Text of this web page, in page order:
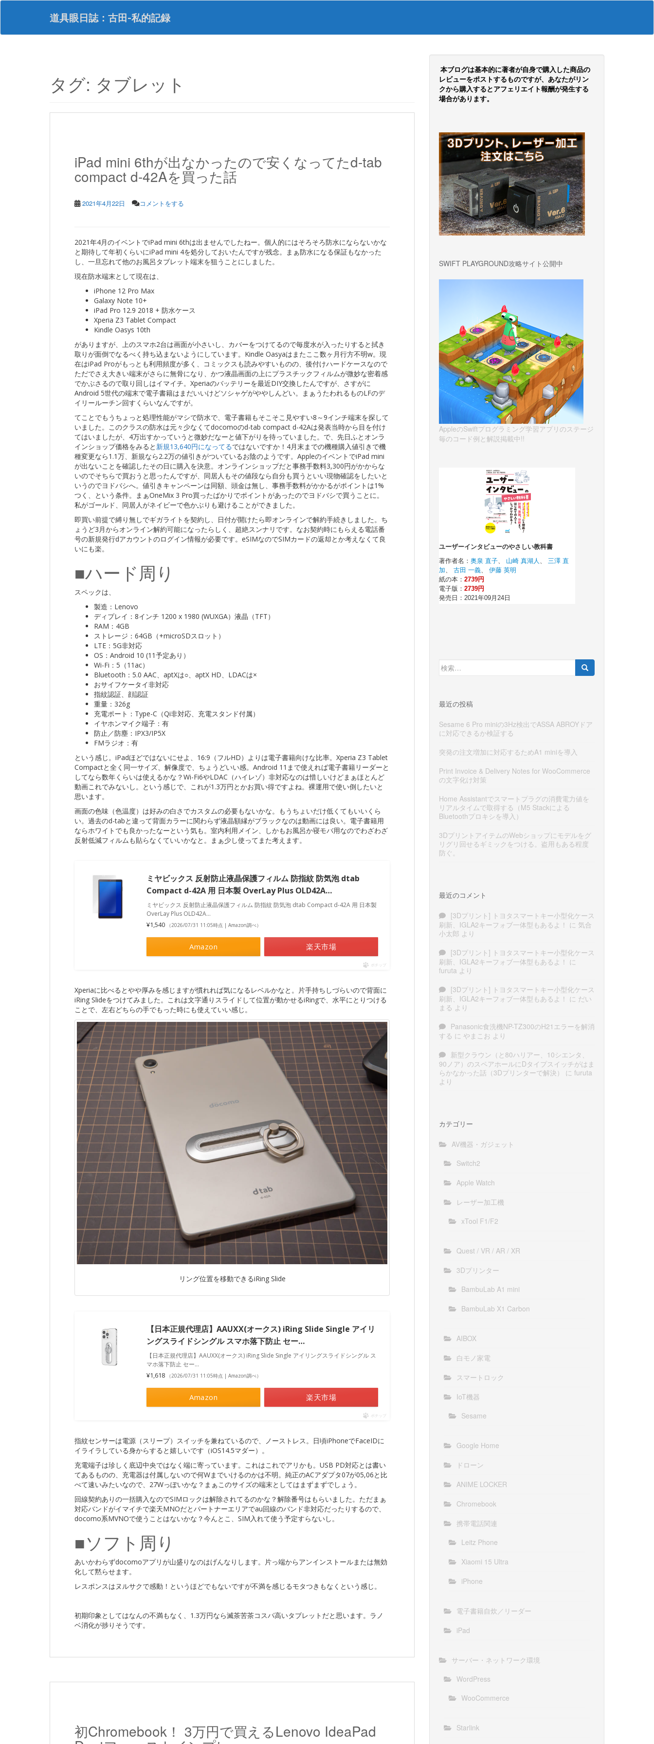
S
p
道具眼日誌：古田-私的記録
タグ: タブレット
iPad mini 6thが出なかったので安くなってたd-tab
compact d-42Aを買った話
2021年4月22日 コメントをする
2021年4月のイベントでiPad mini 6thは出ませんでしたねー。個人的にはそろそろ防水にならないかな
と期待して年初くらいにiPad mini 4を処分しておいたんですが残念。まぁ防水になる保証もなかった
し、一旦忘れて他のお風呂タブレット端末を狙うことにしました。
現在防水端末として現在は、
iPhone 12 Pro Max
Galaxy Note 10+
iPad Pro 12.9 2018 + 防水ケース
Xperia Z3 Tablet Compact
Kindle Oasys 10th
がありますが、上のスマホ2台は画面が小さいし、カバーをつけてるので毎度水が入ったりすると拭き
取りが面倒でなるべく持ち込まないようにしています。Kindle Oasyaはまたここ数ヶ月行方不明w。現
在はiPad Proがもっとも利用頻度が多く、コミックスも読みやすいものの、後付けハードケースなので
ただでさえ大きい端末がさらに無骨になり、かつ液晶画面の上にプラスチックフィルムが微妙な密着感
でかぶさるので取り回しはイマイチ。Xperiaのバッテリーを最近DIY交換したんですが、さすがに
Android 5世代の端末で電子書籍はまだいいけどソシャゲがややしんどい。まぁうたわれるものLFのデ
イリールーチン回すくらいなんですが。
てことでもうちょっと処理性能がマシで防水で、電子書籍もそこそこ見やすい8～9インチ端末を探して
いました。このクラスの防水は元々少なくてdocomoのd-tab compact d-42Aは発表当時から目を付け
てはいましたが、4万出すかっていうと微妙だなーと値下がりを待っていました。で、先日ふとオンラ
インショップ価格をみると 新規13,640円になってるではないですか！4月末までの機種購入値引きで機
種変更なら1.1万、新規なら2.2万の値引きがついているお陰のようです。AppleのイベントでiPad mini
が出ないことを確認したその日に購入を決意。オンラインショップだと事務手数料3,300円がかからな
いのでそちらで買おうと思ったんですが、同居人もその値段なら自分も買うといい現物確認をしたいと
いうのでヨドバシへ。値引きキャンペーンは同額、頭金は無し、事務手数料がかかるがポイントは1%
つく、という条件。まぁOneMix 3 Pro買ったばかりでポイントがあったのでヨドバシで買うことに。
私がゴールド、同居人がネイビーで色かぶりも避けることができました。
即買い前提で縛り無しでギガライトを契約し、日付が開けたら即オンラインで解約手続きしました。ち
ょうど3月からオンライン解約可能になったらしく、超絶スンナリです。なお契約時にもらえる電話番
号の新規発行dアカウントのログイン情報が必要です。eSIMなのでSIMカードの返却とか考えなくて良
いにも楽。
■ハード周り
スペックは、
製造：Lenovo
ディプレイ：8インチ 1200 x 1980 (WUXGA）液晶（TFT）
RAM：4GB
ストレージ：64GB（+microSDスロット）
LTE：5G非対応
OS：Android 10 (11予定あり）
Wi-Fi：5（11ac）
Bluetooth：5.0 AAC、aptXは○、aptX HD、LDACは×
おサイフケータイ非対応
指紋認証、顔認証
重量：326g
充電ポート：Type-C（Qi非対応、充電スタンド付属）
イヤホンマイク端子：有
防止／防塵：IPX3/IP5X
FMラジオ：有
という感じ。iPadほどではないにせよ、16:9（フルHD）よりは電子書籍向けな比率。Xperia Z3 Tablet
Compactと全く同一サイズ、解像度で、ちょうどいい感。Android 11まで使えれば電子書籍リーダーと
してなら数年くらいは使えるかな？Wi-Fi6やLDAC（ハイレゾ）非対応なのは惜しいけどまぁほとんど
動画これでみないし。という感じで、これが1.3万円とかお買い得ですよね。裸運用で使い倒したいと
思います。
画面の色味（色温度）は好みの白さでカスタムの必要もないかな。もうちょいだけ低くてもいいくら
い。過去のd-tabと違って背面カラーに関わらず液晶額縁がブラックなのは動画には良い。電子書籍用
ならホワイトでも良かったなーという気も。室内利用メイン、しかもお風呂か寝モバ用なのでわざわざ
反射低減フィルムも貼らなくていいかなと。まぁ少し使ってまた考えます。
ミヤビックス 反射防止液晶保護フィルム 防指紋 防気泡 dtab
Compact d-42A 用 日本製 OverLay Plus OLD42A…
ミヤビックス 反射防止液晶保護フィルム 防指紋 防気泡 dtab Compact d-42A 用 日本製
OverLay Plus OLD42A...
¥1,540 （2026/07/31 11:05時点 | Amazon調べ）
Amazon 楽天市場
ポチップ
Xperiaに比べるとやや厚みを感じますが慣れれば気になるレベルかなと。片手持ちしづらいので背面に
iRing Slideをつけてみました。これは文字通りスライドして位置が動かせるiRingで、水平にとりつける
ことで、左右どちらの手でもった時にも使えていい感じ。
リング位置を移動できるiRing Slide
【日本正規代理店】AAUXX(オークス) iRing Slide Single アイリ
ングスライドシングル スマホ落下防止 セー…
【日本正規代理店】AAUXX(オークス) iRing Slide Single アイリングスライドシングル ス
マホ落下防止 セー...
¥1,618 （2026/07/31 11:05時点 | Amazon調べ）
Amazon 楽天市場
ポチップ
指紋センサーは電源（スリープ）スイッチを兼ねているので、ノーストレス。日頃iPhoneでFaceIDに
イライラしている身からすると嬉しいです（iOS14.5マダー）。
充電端子は珍しく底辺中央ではなく端に寄っています。これはこれでアリかも。USB PD対応とは書い
てあるものの、充電器は付属しないので何Wまでいけるのかは不明。純正のACアダプタ07が05,06と比
べて速いみたいなので、27Wっぽいかな？まぁこのサイズの端末としてはまずまずでしょう。
回線契約ありの一括購入なのでSIMロックは解除されてるのかな？解除番号はもらいました。ただまぁ
対応バンドがイマイチで楽天MNOだとパートナーエリアでau回線のバンド非対応だったりするので、
docomo系MVNOで使うことはないかな？今んとこ、SIM入れて使う予定すらないし。
■ソフト周り
あいかわらずdocomoアプリが山盛りなのはげんなりします。片っ端からアンインストールまたは無効
化して黙らせます。
レスポンスはヌルサクで感動！というほどでもないですが不満を感じるモタつきもなくという感じ。
初期印象としてはなんの不満もなく、1.3万円なら滅茶苦茶コスパ高いタブレットだと思います。ラノ
ベ消化が捗りそうです。
初Chromebook！ 3万円で買えるLenovo IdeaPad
本ブログは基本的に著者が自身で購入した商品の
レビューをポストするものですが、あなたがリン
クから購入するとアフェリエイト報酬が発生する
場合があります。
SWIFT PLAYGROUND攻略サイト公開中
AppleのSwiftプログラミング学習アプリのステージ
毎のコード例と解説掲載中!!
検
索:
最近の投稿
Sesame 6 Pro miniの3Hz検出でASSA ABROYドア
に対応できるか検証する
突発の注文増加に対応するためA1 miniを導入
Print Invoice & Delivery Notes for WooCommerce
の文字化け対策
Home Assistantでスマートプラグの消費電力値を
リアルタイムで取得する（M5 Stackによる
Bluetoothプロキシを導入）
3DプリントアイテムのWebショップにモデルをグ
リグリ回せるギミックをつける。盗用もある程度
防ぐ。
最近のコメント
[3Dプリント] トヨタスマートキー小型化ケース
刷新、IGLA2キーフォブ一体型もあるよ！ に 気合
小太郎 より
[3Dプリント] トヨタスマートキー小型化ケース
刷新、IGLA2キーフォブ一体型もあるよ！ に
furuta より
[3Dプリント] トヨタスマートキー小型化ケース
刷新、IGLA2キーフォブ一体型もあるよ！ に だい
まる より
Panasonic食洗機NP-TZ300のH21エラーを解消
する に やまこお より
新型クラウン（と80ハリアー、10シエンタ、
90ノア）のスペアホールにDタイプスイッチがはま
らかなかった話（3Dプリンターで解決）
に furuta
より
カテゴリー
AV機器・ガジェット
Switch2
Apple Watch
レーザー加工機
xTool F1/F2
Quest / VR / AR / XR
3Dプリンター
BambuLab A1 mini
BambuLab X1 Carbon
AIBOX
白モノ家電
スマートロック
IoT機器
Sesame
Google Home
ドローン
ANIME LOCKER
Chromebook
携帯電話関連
Leitz Phone
Xiaomi 15 Ultra
iPhone
電子書籍自炊／リーダー
iPad
サーバー・ネットワーク環境
WordPress
WooCommerce
Starlink